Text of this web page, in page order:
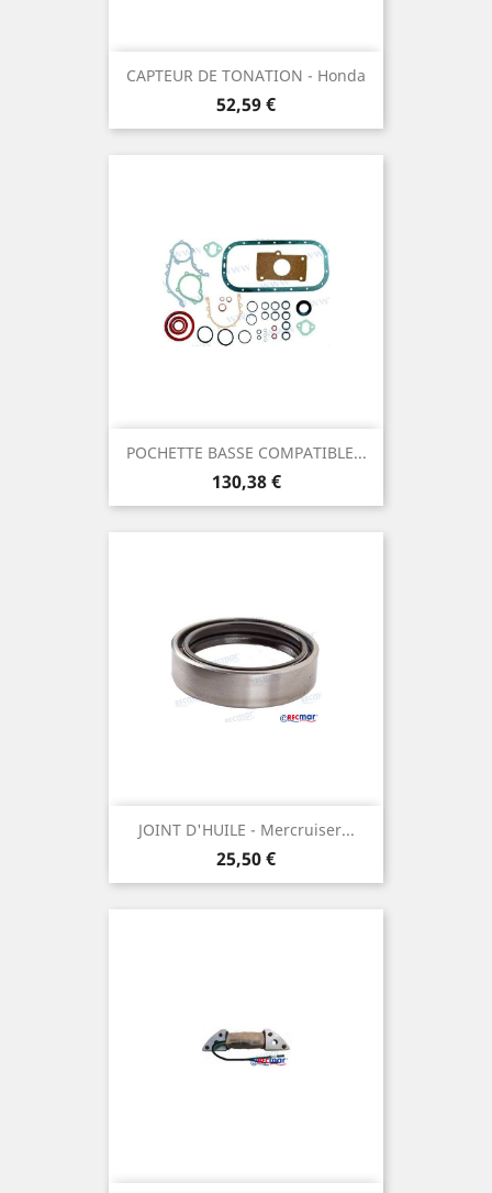
CAPTEUR DE TONATION - Honda
Prix
52,59 €
POCHETTE BASSE COMPATIBLE...
Prix
130,38 €
JOINT D'HUILE - Mercruiser...
Prix
25,50 €